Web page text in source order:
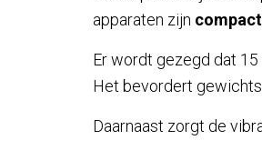
apparaten zijn
Er wordt gezegd dat
Het bevordert
Daarnaast zorgt de